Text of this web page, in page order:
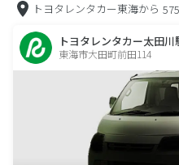
トヨタレンタカー東海から
トヨタレンタカー太田川
東海市大田町前田114